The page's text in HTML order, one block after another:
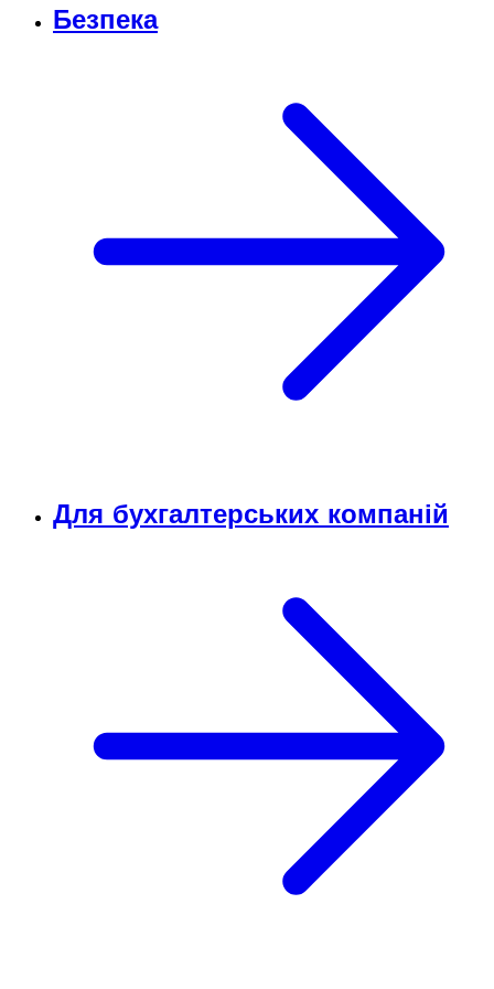
Безпека
Для бухгалтерських компаній